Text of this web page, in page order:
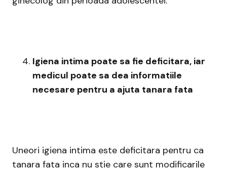
Igiena intima poate sa fie deficitara, iar
medicul poate sa dea informatiile
necesare pentru a ajuta tanara fata
Uneori igiena intima este deficitara pentru ca
tanara fata inca nu stie care sunt modificarile